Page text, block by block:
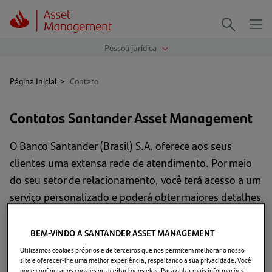
Página Inicial > Contato
Contatos Santander Asset Management
O Banco Santander (Brasil) S.A. oferece aos seus
clientes uma extensa rede de atendimento. Por meio
do seu setor de relacionamento, você terá acesso a um
serviço personalizado e poderá obter maiores detalhes
Chat Santander(abre
em
BEM-VINDO A SANTANDER ASSET MANAGEMENT
Utilizamos cookies próprios e de terceiros que nos permitem melhorar o nosso
site e oferecer-lhe uma melhor experiência, respeitando a sua privacidade. Você